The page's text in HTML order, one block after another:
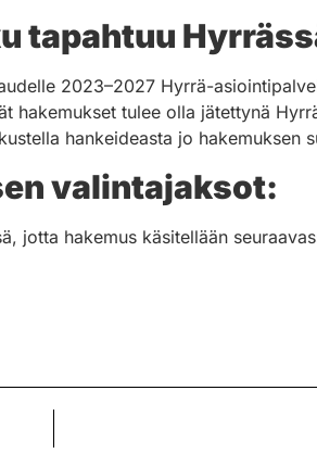
tapahtuu
2023–2027 Hyrrä-
hakemukset tulee olla jätettynä
hankeideasta jo hakemuksen
valintajaksot:
jotta hakemus käsitellään